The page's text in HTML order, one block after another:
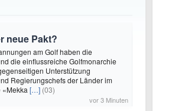
neue Pakt?
am Golf haben die
die einflussreiche Golfmonarchie
Unterstützung
Regierungschefs der Länder im
[…] (03)
vor 3 Minuten